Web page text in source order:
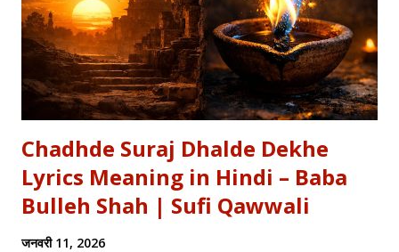
नजारे देखन में कुछ खास लगे, माधव ने अर्जुन को देखा, अर्जुन उन्हें उदास लगे | ...
Chadhde Suraj Dhalde Dekhe
Lyrics Meaning in Hindi – Baba
Bulleh Shah | Sufi Qawwali
जनवरी 11, 2026